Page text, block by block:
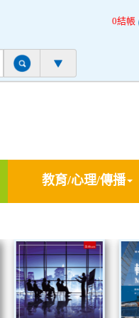
0結帳
教育/心理/傳播